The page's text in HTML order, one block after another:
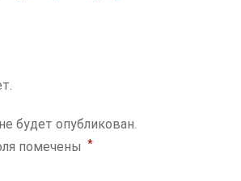
будет опубликован.
помечены *